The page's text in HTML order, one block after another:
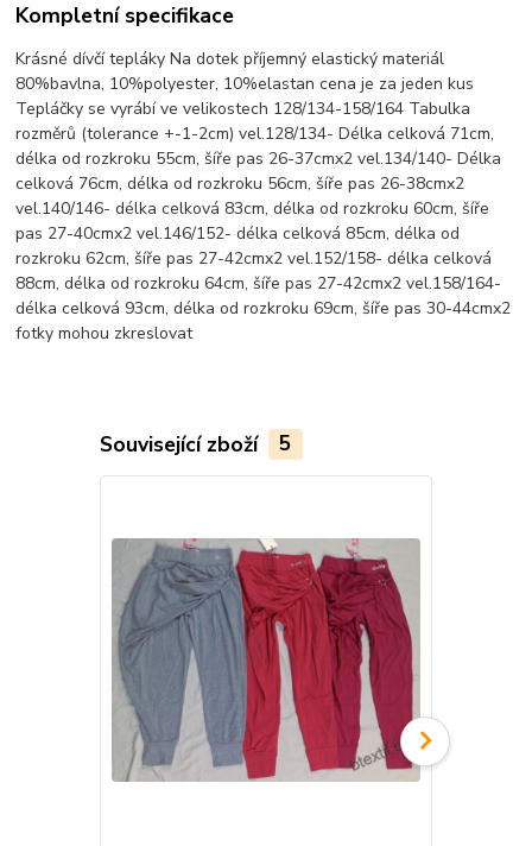
Kompletní specifikace
Krásné dívčí tepláky Na dotek příjemný elastický materiál
80%bavlna, 10%polyester, 10%elastan cena je za jeden kus
Tepláčky se vyrábí ve velikostech 128/134-158/164 Tabulka
rozměrů (tolerance +-1-2cm) vel.128/134- Délka celková 71cm,
délka od rozkroku 55cm, šíře pas 26-37cmx2 vel.134/140- Délka
celková 76cm, délka od rozkroku 56cm, šíře pas 26-38cmx2
vel.140/146- délka celková 83cm, délka od rozkroku 60cm, šíře
pas 27-40cmx2 vel.146/152- délka celková 85cm, délka od
rozkroku 62cm, šíře pas 27-42cmx2 vel.152/158- délka celková
88cm, délka od rozkroku 64cm, šíře pas 27-42cmx2 vel.158/164-
délka celková 93cm, délka od rozkroku 69cm, šíře pas 30-44cmx2
fotky mohou zkreslovat
Související zboží 5